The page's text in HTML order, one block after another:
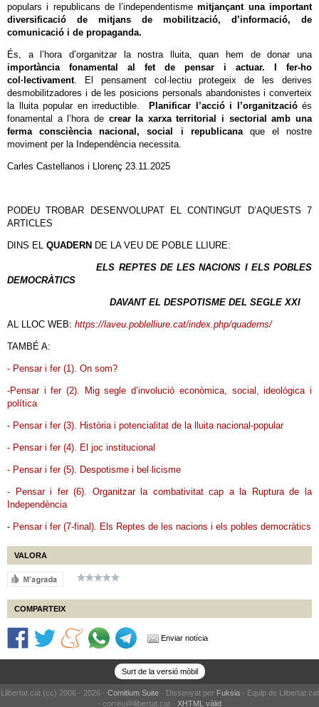
populars i republicans de l’independentisme mitjançant una important
diversificació de mitjans de mobilització, d’informació, de
comunicació i de propaganda.
És, a l’hora d’organitzar la nostra lluita, quan hem de donar una
importància fonamental al fet de pensar i actuar. I fer-ho
col·lectivament. El pensament col·lectiu protegeix de les derives
desmobilitzadores i de les posicions personals abandonistes i converteix
la lluita popular en irreductible.
Planificar l’acció i l’organitzacióés
fonamental a l’hora de crear la xarxa territorial i sectorial amb una
ferma consciència nacional, social i republicana que el nostre
moviment per la Independència necessita.
Carles Castellanos i Llorenç 23.11.2025
PODEU TROBAR DESENVOLUPAT EL CONTINGUT D’AQUESTS 7
ARTICLES
DINS EL QUADERN DE LA VEU DE POBLE LLIURE:
ELS REPTES DE LES NACIONS I ELS POBLES
DEMOCRÀTICS
DAVANT EL DESPOTISME DEL SEGLE XXI
AL LLOC WEB: https://laveu.poblelliure.cat/index.php/quaderns/
TAMBÉ A:
- Pensar i fer (1). On som?
-Pensar i fer (2). Mig segle d’involució econòmica, social, ideològica i
política
- Pensar i fer (3). Història i potencialitat de la lluita nacional-popular
- Pensar i fer (4). El joc institucional
- Pensar i fer (5). Despotisme i bel·licisme
- Pensar i fer (6). Organitzar la combativitat cap a la Ruptura de la
Independència
- Pensar i fer (7-final). Els Reptes de les nacions i els pobles democràtics
VALORA
COMPARTEIX
Enviar notícia
Surt de la versió mòbil
Llibertat.cat (cc) 2006 - 2026 · Comitium Suite· Dissenyat per Fuksia· Equip de Llibertat.cat
- correu@llibertat.cat · XHTML vàlid